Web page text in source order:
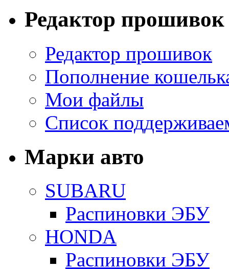
Редактор прошивок
Редактор прошивок
Пополнение
Мои файлы
Список
Марки авто
SUBARU
Распиновки ЭБУ
HONDA
Распиновки ЭБУ